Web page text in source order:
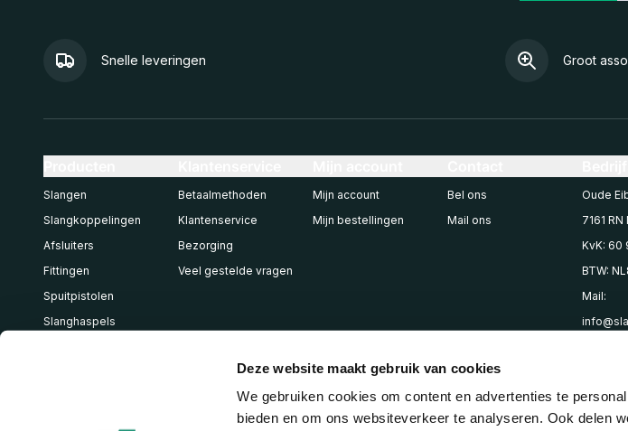
Deze website maakt gebruik van cookies
We gebruiken cookies om content en advertenties te
bieden en om ons websiteverkeer te analyseren. Ook delen
Snelle leveringen Groot
Slangen
Slangkoppelingen
Afsluiters
Fittingen
Spuitpistolen
Slanghaspels
Betaalmethoden
Klantenservice
Bezorging
Veel gestelde vragen
Mijn account
Mijn bestellingen
Bel ons
Mail ons
Oude
7161
KvK: 60
BTW:
Mail: